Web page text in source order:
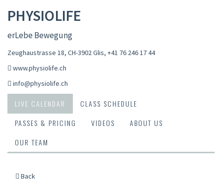
PHYSIOLIFE
erLebe Bewegung
Zeughaustrasse 18, CH-3902 Glis, +41 76 246 17 44
www.physiolife.ch
info@physiolife.ch
LIVE CALENDAR
CLASS SCHEDULE
PASSES & PRICING
VIDEOS
ABOUT US
OUR TEAM
Back